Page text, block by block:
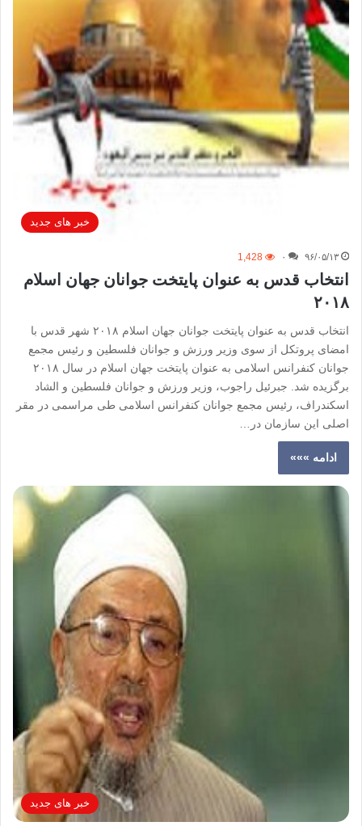
خبر های جدید
۹۶/۰۵/۱۳ ۰ 1,428
انتخاب قدس به عنوان پایتخت جوانان جهان اسلام
۲۰۱۸
انتخاب قدس به عنوان پایتخت جوانان جهان اسلام ۲۰۱۸ شهر قدس با
امضای پروتکل از سوی وزیر ورزش و جوانان فلسطین و رئیس مجمع
جوانان کنفرانس اسلامی به عنوان پایتخت جهان اسلام در سال ۲۰۱۸
برگزیده شد. جبرئیل راجوب، وزیر ورزش و جوانان فلسطین و الشاد
اسکندراف، رئیس مجمع جوانان کنفرانس اسلامی طی مراسمی در مقر
اصلی این سازمان در…
ادامه »»»
خبر های جدید